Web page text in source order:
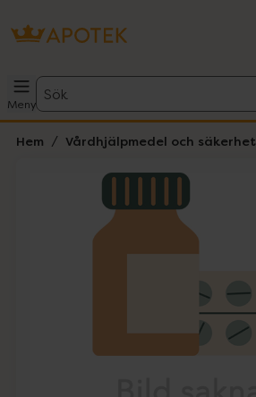
Meny
Sök
Hem Vårdhjälpmedel och säkerhet
Lista: . Innehåller 1 objekt.